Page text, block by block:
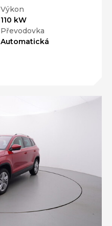
Výkon
110 kW
Převodovka
Automatická